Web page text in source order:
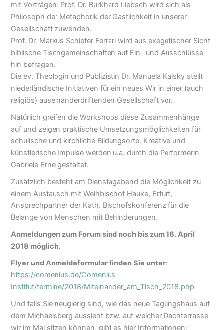
mit Vorträgen: Prof. Dr. Burkhard Liebsch wird sich als
Philosoph der Metaphorik der Gastlichkeit in unserer
Gesellschaft zuwenden.
Prof. Dr. Markus Schiefer Ferrari wird aus exegetischer Sicht
biblische Tischgemeinschaften auf Ein- und Ausschlüsse
hin befragen.
Die ev. Theologin und Publizistin Dr. Manuela Kalsky stellt
niederländische Initiativen für ein neues Wir in einer (auch
religiös) auseinanderdriftenden Gesellschaft vor.
Natürlich greifen die Workshops diese Zusammenhänge
auf und zeigen praktische Umsetzungsmöglichkeiten für
schulische und kirchliche Bildungsorte. Kreative und
künstlerische Impulse werden u.a. durch die Performerin
Gabriele Erne gestaltet.
Zusätzlich besteht am Dienstagabend die Möglichkeit zu
einem Austausch mit Weihbischof Hauke, Erfurt,
Ansprechpartner der Kath. Bischofskonferenz für die
Belange von Menschen mit Behinderungen.
Anmeldungen zum Forum sind noch bis zum 16. April
2018 möglich.
Flyer und Anmeldeformular finden Sie unter:
https://comenius.de/Comenius-
Institut/termine/2018/Miteinander_am_Tisch_2018.php
Und falls Sie neugierig sind, wie das neue Tagungshaus auf
dem Michaelsberg aussieht bzw. auf welcher Dachterrasse
wir im Mai sitzen können, gibt es hier Informationen: